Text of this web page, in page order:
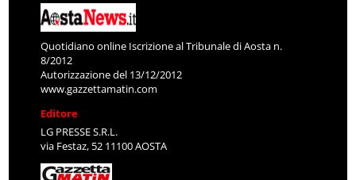
Quotidiano online Iscrizione al Tribunale di Aosta n.
8/2012
Autorizzazione del 13/12/2012
www.gazzettamatin.com
Editore
LG PRESSE S.R.L.
via Festaz, 52 11100 AOSTA